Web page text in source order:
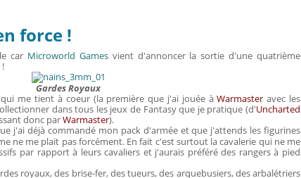
force !
car Microworld Gamesvient d'annoncer la sortie d'une quatrième
Gardes Royaux
me tient à coeur (la première que j'ai jouée àWarmaster avec les
dans tous les jeux de Fantasy que je pratique (d'Uncharted
donc parWarmaster).
j'ai déjà commandé mon pack d'armée et que j'attends les figurines
ne me plait pas forcément. En fait c'est surtout la cavalerie qui ne me
par rapport à leurs cavaliers et j'aurais préféré des rangers à pied
royaux, des brise-fer, des tueurs, des arquebusiers, des arbalétriers